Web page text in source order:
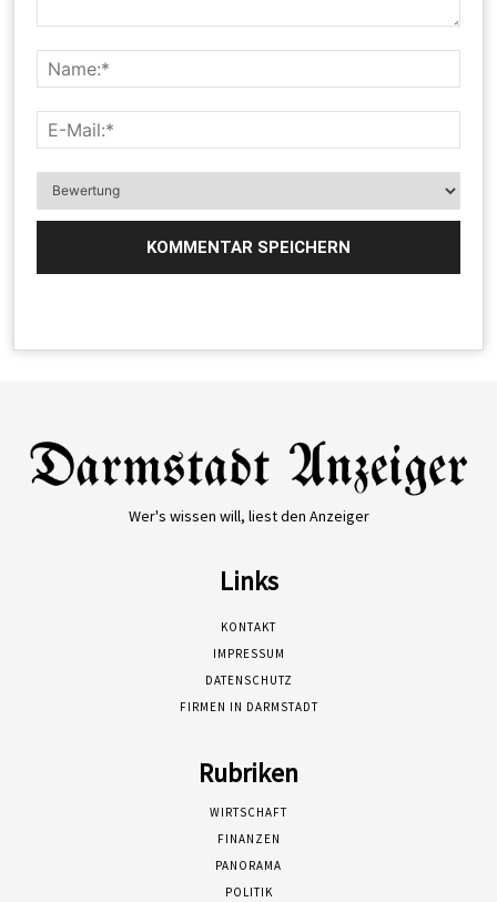
Wer's wissen will, liest den Anzeiger
Links
KONTAKT
IMPRESSUM
DATENSCHUTZ
FIRMEN IN DARMSTADT
Rubriken
WIRTSCHAFT
FINANZEN
PANORAMA
POLITIK